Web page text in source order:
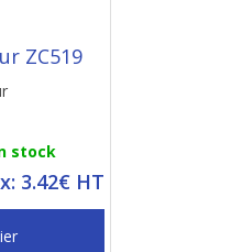
ZC519
stock
3.42€ HT